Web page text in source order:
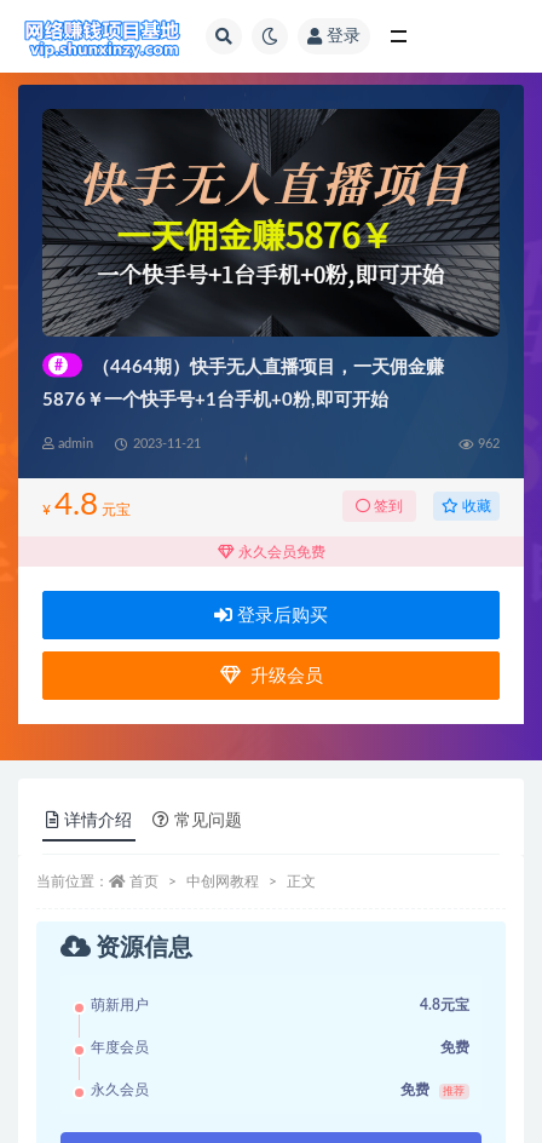
登录
#
（4464期）快手无人直播项目，一天佣金赚
5876￥一个快手号+1台手机+0粉,即可开始
admin 2023-11-21 962
¥ 4.8 元宝 签到 收藏
永久会员免费
登录后购买
升级会员
详情介绍 常见问题
当前位置： 首页 中创网教程 正文
资源信息
萌新用户 4.8元宝
年度会员 免费
永久会员 免费 推荐